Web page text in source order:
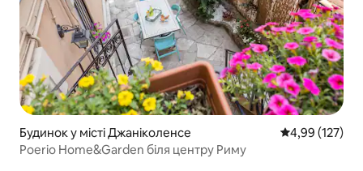
Будинок у місті Джаніколенсе Середня
4,99 (127)
Poerio Home&Garden біля центру Риму